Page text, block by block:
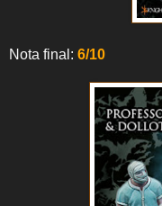
Nota final: 6/10